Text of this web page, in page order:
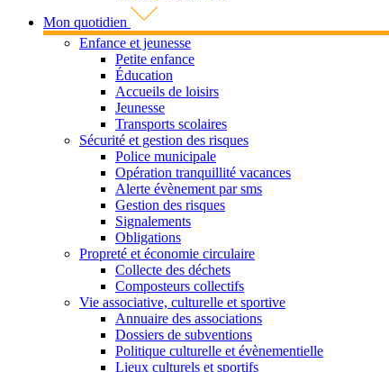
Mon quotidien
Enfance et jeunesse
Petite enfance
Éducation
Accueils de loisirs
Jeunesse
Transports scolaires
Sécurité et gestion des risques
Police municipale
Opération tranquillité vacances
Alerte évènement par sms
Gestion des risques
Signalements
Obligations
Propreté et économie circulaire
Collecte des déchets
Composteurs collectifs
Vie associative, culturelle et sportive
Annuaire des associations
Dossiers de subventions
Politique culturelle et évènementielle
Lieux culturels et sportifs